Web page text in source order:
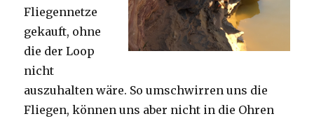
Fliegennetze
gekauft, ohne
die der Loop
nicht
auszuhalten wäre. So umschwirren uns die
Fliegen, können uns aber nicht in die Ohren